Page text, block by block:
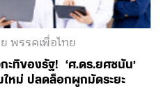
พรรคเพื่อไทย
ทิของรัฐ! ‘ศ.ดร.ยศชนัน’
หม่ ปลดล็อกผูกมัดระยะ